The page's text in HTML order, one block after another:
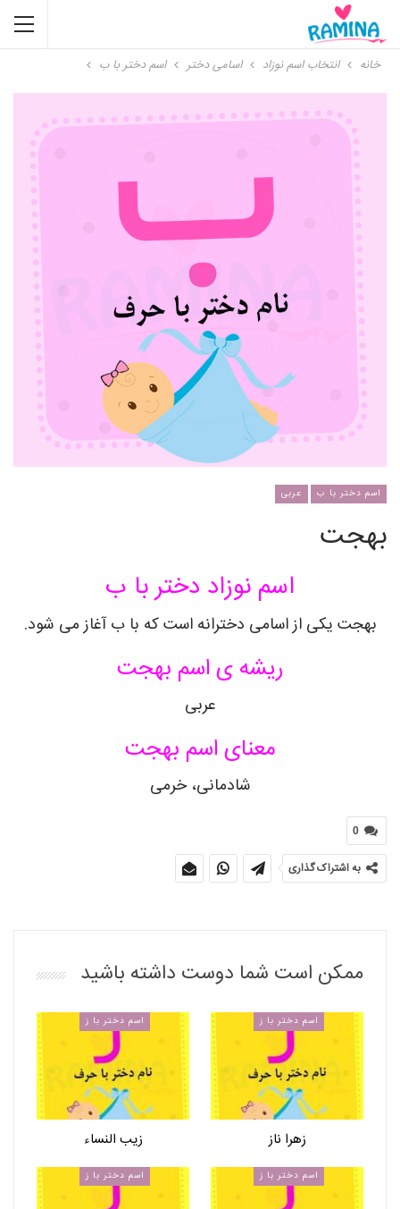
خانه انتخاب اسم نوزاد اسامی دختر اسم دختر با ب
اسم دختر با ب عربی
بهجت
اسم نوزاد دختر با ب
بهجت یکی از اسامی دخترانه است که با ب آغاز می شود.
ریشه ی اسم بهجت
عربی
معنای اسم بهجت
شادمانی، خرمی
0
به اشتراک گذاری
ممکن است شما دوست داشته باشید
اسم دختر با ز
زهرا ناز
اسم دختر با ز
زیب النساء
اسم دختر با ز اسم دختر با ز